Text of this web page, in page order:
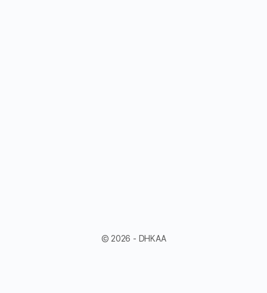
© 2026 - DHKAA